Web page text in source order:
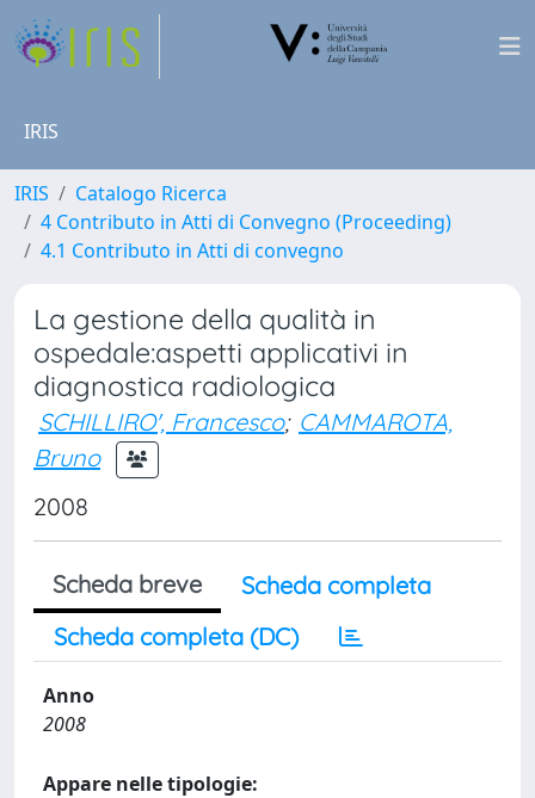
IRIS
IRIS
Catalogo Ricerca
4 Contributo in Atti di Convegno (Proceeding)
4.1 Contributo in Atti di convegno
La gestione della qualità in
ospedale:aspetti applicativi in
diagnostica radiologica
SCHILLIRO', Francesco; CAMMAROTA,
Bruno
2008
Scheda breve
Scheda completa
Scheda completa (DC)
Anno
2008
Appare nelle tipologie: